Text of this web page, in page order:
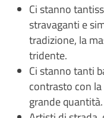
Ci stanno
stravaganti e
tradizione, la
tridente.
Ci stanno tanti
contrasto con
grande quantità.